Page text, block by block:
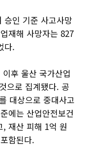
승인 기준 사고사망
재해 사망자는 827
다.
후 울산 국가산업
으로 집계됐다. 공
대상으로 중대사고
에는 산업안전보건
재산 피해 1억 원
함된다.